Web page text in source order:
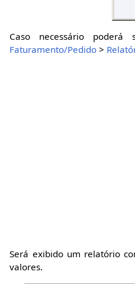
Caso necessário
Faturamento/Pedido >
Será exibido um relatório
valores.